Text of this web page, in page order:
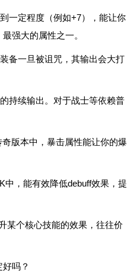
一定程度（例如+7），能让你
强大的属性之一。
备一旦被诅咒，其输出会大打
持续输出。对于战士等依赖普
版本中，暴击属性能让你的爆
，能有效降低debuff效果，提
某个核心技能的效果，往往价
吗？